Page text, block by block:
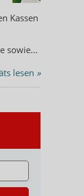
Kassen
sowie...
lesen »